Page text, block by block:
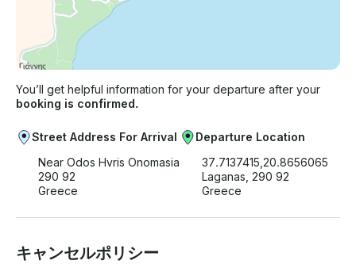
You’ll get helpful information for your departure after your
booking is confirmed.
Street Address For Arrival
Near Odos Hvris Onomasia
290 92
Greece
Departure Location
37.7137415,20.8656065
Laganas, 290 92
Greece
キャンセルポリシー